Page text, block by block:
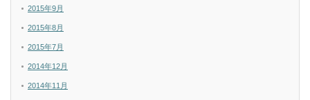
2015年9月
2015年8月
2015年7月
2014年12月
2014年11月